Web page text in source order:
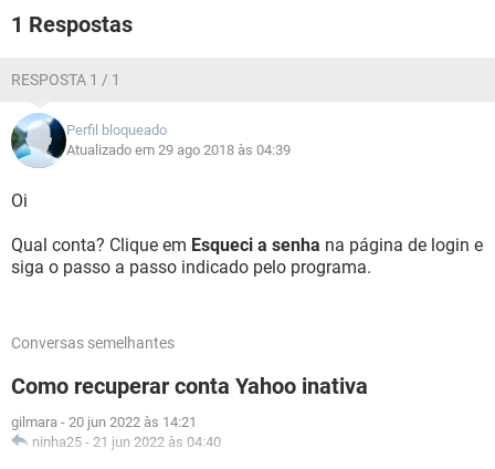
1 Respostas
RESPOSTA 1 / 1
Perfil bloqueado
Atualizado em 29 ago 2018 às 04:39
Oi
Qual conta? Clique em Esqueci a senha na página de login e
siga o passo a passo indicado pelo programa.
Conversas semelhantes
Como recuperar conta Yahoo inativa
gilmara - 20 jun 2022 às 14:21
ninha25 - 21 jun 2022 às 04:40